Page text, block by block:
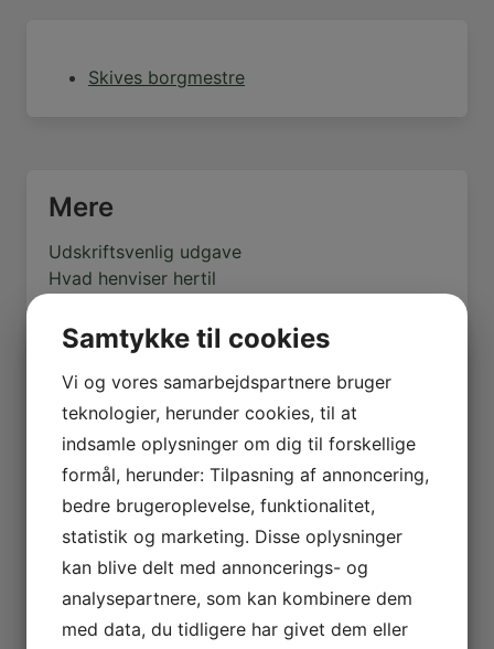
Skives borgmestre
Mere
Udskriftsvenlig udgave
Hvad henviser hertil
Seneste artikler
Estvadgaard plantage
5. august 2026
Hotel Jylland – Jægerkroen (fra 1866)
27. juli 2026
Hotel Skive (1903 – 1913)
19. juli 2026
Landmandshotellet (1897 – 1978)
17. juli 2026
Højskolehjemmet
Samtykke til cookies
Vi og vores samarbejdspartnere bruger
teknologier, herunder cookies, til at
indsamle oplysninger om dig til forskellige
formål, herunder: Tilpasning af annoncering,
bedre brugeroplevelse, funktionalitet,
statistik og marketing. Disse oplysninger
kan blive delt med annoncerings- og
analysepartnere, som kan kombinere dem
med data, du tidligere har givet dem eller